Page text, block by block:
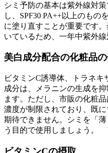
シミ予防の基本は紫外線対
し、SPF30 PA++以上のもの
に塗り直すことが重要です
いているため、一年中紫外線
美白成分配合の化粧品の
ビタミンC誘導体、トラネ
成分は、メラニンの生成を
ます。ただし、市販の化粧
濃度が制限されており、既
期待できません。シミを「
う目的で使用しましょう。